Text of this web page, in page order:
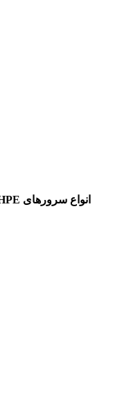
انواع سرورهای HPE